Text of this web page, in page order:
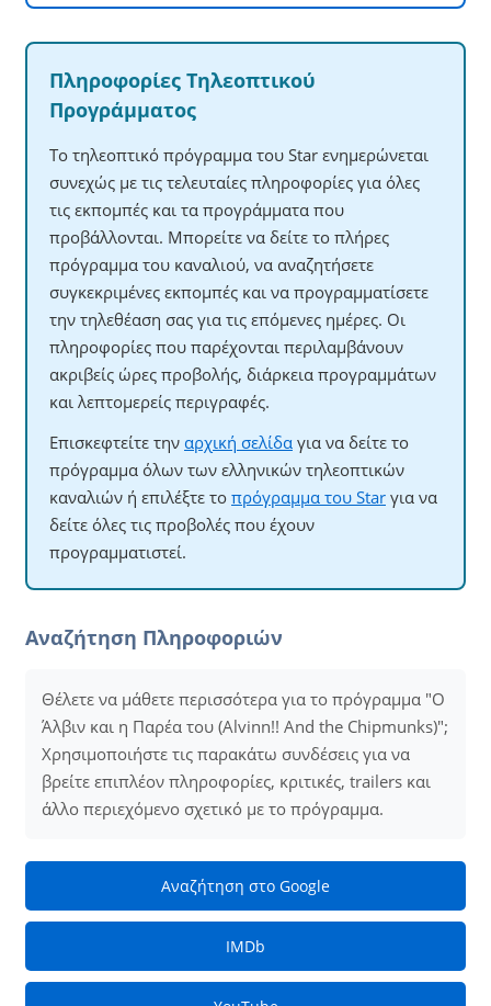
Πληροφορίες Τηλεοπτικού
Προγράμματος
Το τηλεοπτικό πρόγραμμα του Star ενημερώνεται
συνεχώς με τις τελευταίες πληροφορίες για όλες
τις εκπομπές και τα προγράμματα που
προβάλλονται. Μπορείτε να δείτε το πλήρες
πρόγραμμα του καναλιού, να αναζητήσετε
συγκεκριμένες εκπομπές και να προγραμματίσετε
την τηλεθέαση σας για τις επόμενες ημέρες. Οι
πληροφορίες που παρέχονται περιλαμβάνουν
ακριβείς ώρες προβολής, διάρκεια προγραμμάτων
και λεπτομερείς περιγραφές.
Επισκεφτείτε την αρχική σελίδα για να δείτε το
πρόγραμμα όλων των ελληνικών τηλεοπτικών
καναλιών ή επιλέξτε το πρόγραμμα του Star για να
δείτε όλες τις προβολές που έχουν
προγραμματιστεί.
Αναζήτηση Πληροφοριών
Θέλετε να μάθετε περισσότερα για το πρόγραμμα "Ο
Άλβιν και η Παρέα του (Alvinn!! And the Chipmunks)";
Χρησιμοποιήστε τις παρακάτω συνδέσεις για να
βρείτε επιπλέον πληροφορίες, κριτικές, trailers και
άλλο περιεχόμενο σχετικό με το πρόγραμμα.
Αναζήτηση στο Google
IMDb